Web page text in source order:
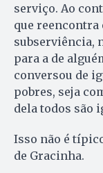
serviço. Ao
que reencontra
subserviência,
para a de
conversou de
pobres, seja
dela todos são
Isso não é
de Gracinha.